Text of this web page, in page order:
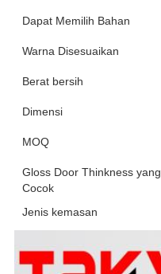
Dapat Memilih Bahan
Warna Disesuaikan
Berat bersih
Dimensi
MOQ
Gloss Door Thinkness yang
Cocok
Jenis kemasan